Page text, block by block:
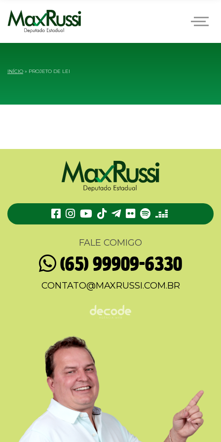
INÍCIO » PROJETO DE LEI
TikTok
Telegram
FlickrSpotifyDeezer
FALE COMIGO
(65) 99909-6330
CONTATO@MAXRUSSI.COM.BR